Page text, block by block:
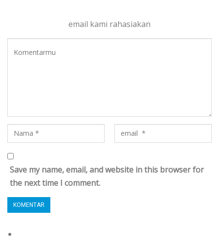
email kami rahasiakan
Save my name, email, and website in this browser for
the next time I comment.